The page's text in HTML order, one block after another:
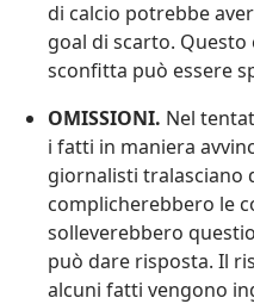
di calcio potrebbe
goal di scarto.
sconfitta può essere
OMISSIONI. Nel
i fatti in maniera
giornalisti tralasciano
complicherebbero le
solleverebbero
può dare risposta. Il
alcuni fatti vengono